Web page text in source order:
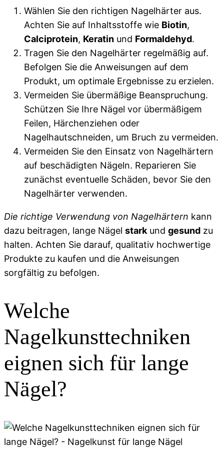
Wählen Sie den richtigen Nagelhärter aus.
Achten Sie auf Inhaltsstoffe wie Biotin,
Calciprotein, Keratin und Formaldehyd.
Tragen Sie den Nagelhärter regelmäßig auf.
Befolgen Sie die Anweisungen auf dem
Produkt, um optimale Ergebnisse zu erzielen.
Vermeiden Sie übermäßige Beanspruchung.
Schützen Sie Ihre Nägel vor übermäßigem
Feilen, Härchenziehen oder
Nagelhautschneiden, um Bruch zu vermeiden.
Vermeiden Sie den Einsatz von Nagelhärtern
auf beschädigten Nägeln. Reparieren Sie
zunächst eventuelle Schäden, bevor Sie den
Nagelhärter verwenden.
Die richtige Verwendung von Nagelhärtern kann
dazu beitragen, lange Nägel stark und gesund zu
halten. Achten Sie darauf, qualitativ hochwertige
Produkte zu kaufen und die Anweisungen
sorgfältig zu befolgen.
Welche
Nagelkunsttechniken
eignen sich für lange
Nägel?